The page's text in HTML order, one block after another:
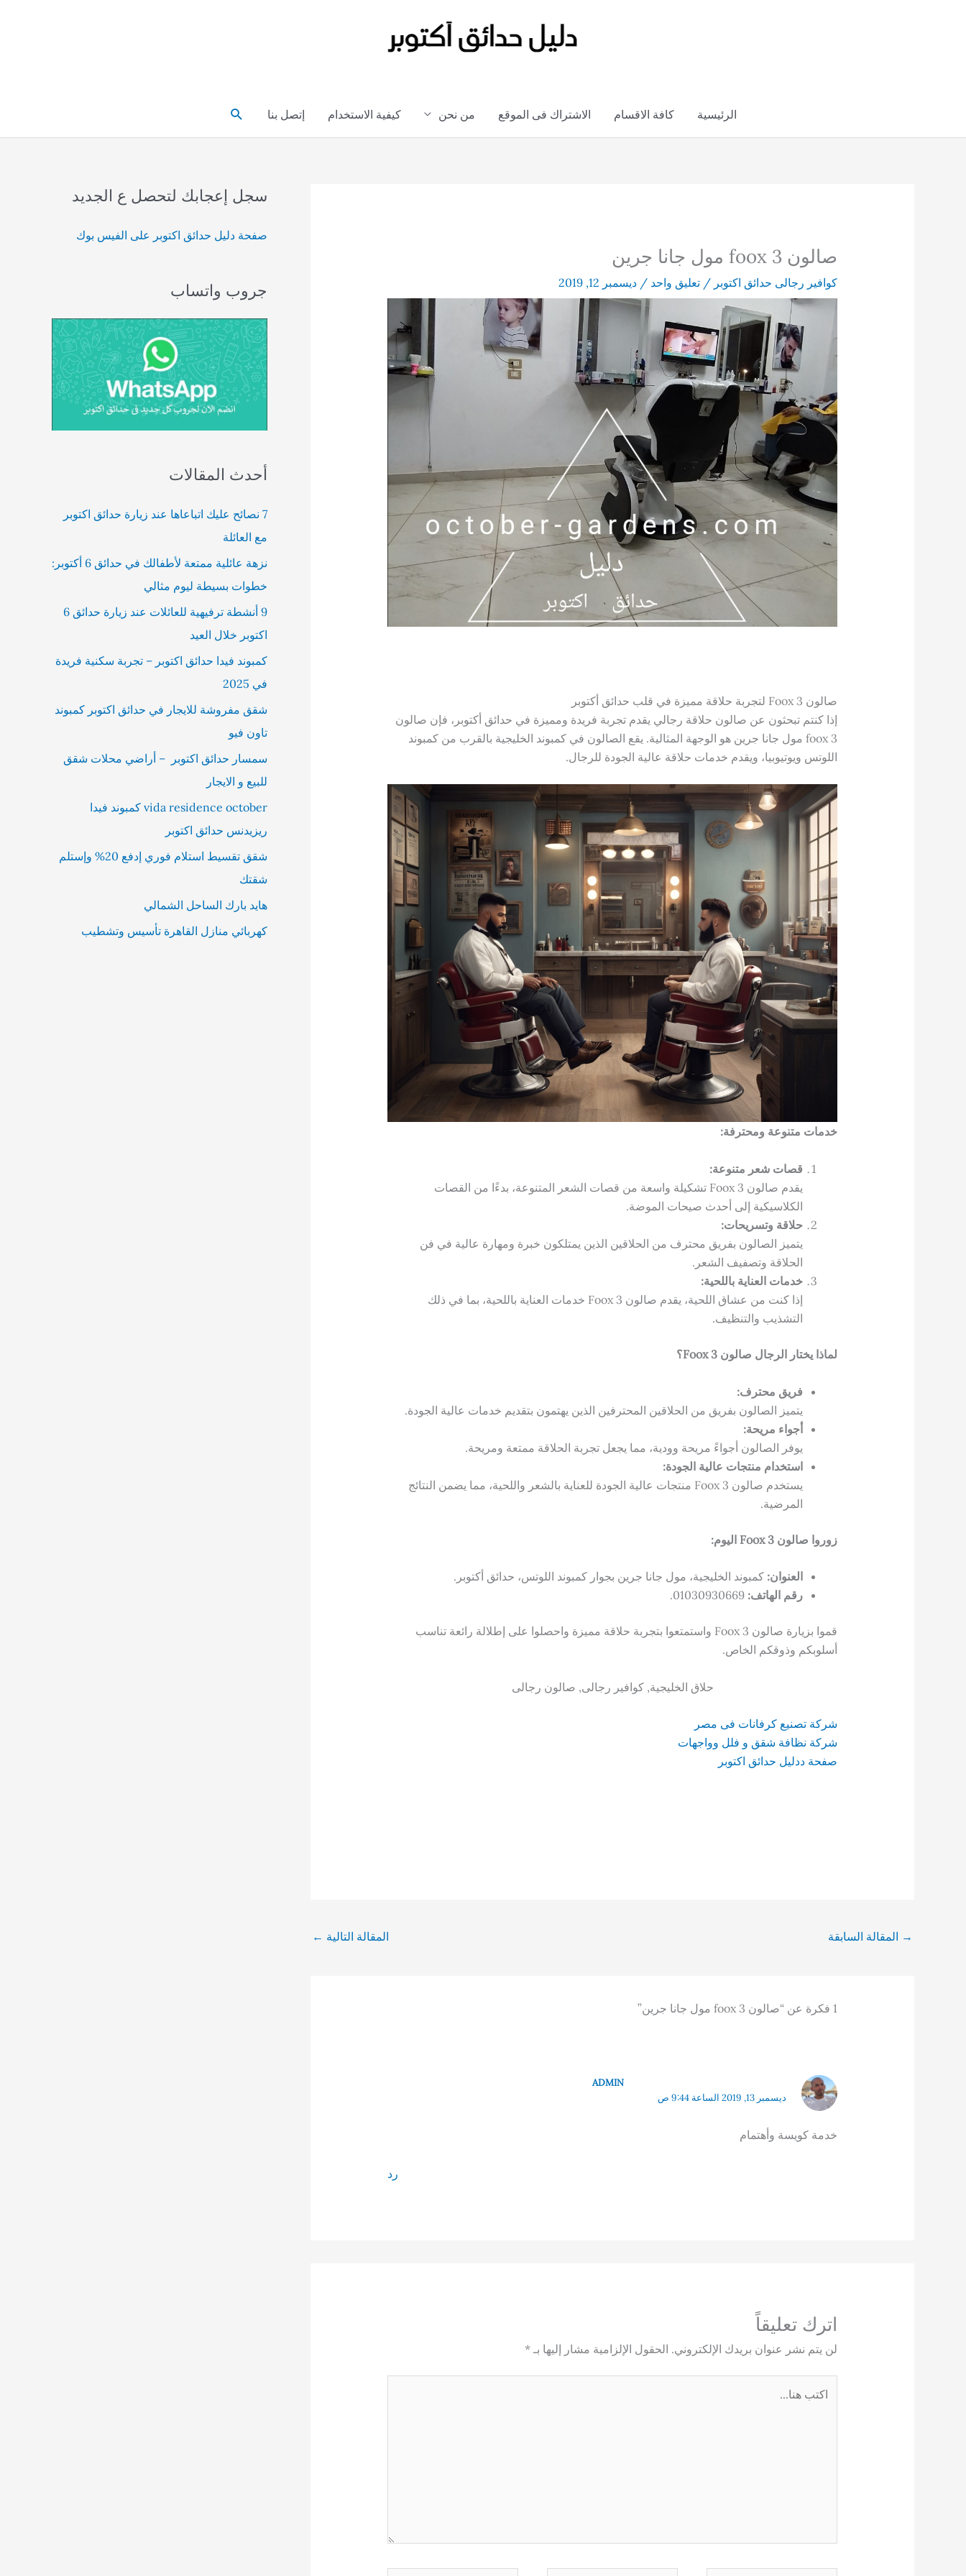
الرئيسية كافة الاقسام الاشتراك فى الموقع من نحن كيفية الاستخدام إتصل بنا البحث
صالون foox 3 مول جانا جرين
كوافير رجالى حدائق اكتوبر / تعليق واحد / ديسمبر 12, 2019
صالون Foox 3 لتجربة حلاقة مميزة في قلب حدائق أكتوبر
إذا كنتم تبحثون عن صالون حلاقة رجالي يقدم تجربة فريدة ومميزة في حدائق أكتوبر، فإن صالون
foox 3 مول جانا جرين هو الوجهة المثالية. يقع الصالون في كمبوند الخليجية بالقرب من كمبوند
اللوتس ويوتيوبيا، ويقدم خدمات حلاقة عالية الجودة للرجال.
خدمات متنوعة ومحترفة:
قصات شعر متنوعة:
يقدم صالون Foox 3 تشكيلة واسعة من قصات الشعر المتنوعة، بدءًا من القصات
الكلاسيكية إلى أحدث صيحات الموضة.
حلاقة وتسريحات:
يتميز الصالون بفريق محترف من الحلاقين الذين يمتلكون خبرة ومهارة عالية في فن
الحلاقة وتصفيف الشعر.
خدمات العناية باللحية:
إذا كنت من عشاق اللحية، يقدم صالون Foox 3 خدمات العناية باللحية، بما في ذلك
التشذيب والتنظيف.
لماذا يختار الرجال صالون Foox 3؟
فريق محترف:
يتميز الصالون بفريق من الحلاقين المحترفين الذين يهتمون بتقديم خدمات عالية الجودة.
أجواء مريحة:
يوفر الصالون أجواءً مريحة وودية، مما يجعل تجربة الحلاقة ممتعة ومريحة.
استخدام منتجات عالية الجودة:
يستخدم صالون Foox 3 منتجات عالية الجودة للعناية بالشعر واللحية، مما يضمن النتائج
المرضية.
زوروا صالون Foox 3 اليوم:
العنوان: كمبوند الخليجية، مول جانا جرين بجوار كمبوند اللوتس، حدائق أكتوبر.
رقم الهاتف:
قموا بزيارة صالون Foox 3 واستمتعوا بتجربة حلاقة مميزة واحصلوا على إطلالة رائعة تناسب
أسلوبكم وذوقكم الخاص.
حلاق الخليجية, كوافير رجالى, صالون رجالى
شركة تصنيع كرفانات فى مصر
شركة نظافة شقق و فلل وواجهات
صفحة ددليل حدائق اكتوبر
→ المقالة السابقة المقالة التالية ←
1 فكرة عن “صالون foox 3 مول جانا جرين”
ADMIN
ديسمبر 13, 2019 الساعة 9:44 ص
خدمة كويسة وأهتمام
رد
اترك تعليقاً
لن يتم نشر عنوان بريدك الإلكتروني. الحقول الإلزامية مشار إليها بـ *
هنا...
سجل إعجابك لتحصل ع الجديد
صفحة دليل حدائق اكتوبر على الفيس بوك
جروب واتساب
أحدث المقالات
7 نصائح عليك اتباعاها عند زيارة حدائق اكتوبر
مع العائلة
نزهة عائلية ممتعة لأطفالك في حدائق 6 أكتوبر:
خطوات بسيطة ليوم مثالي
9 أنشطة ترفيهية للعائلات عند زيارة حدائق 6
اكتوبر خلال العيد
كمبوند فيدا حدائق اكتوبر – تجربة سكنية فريدة
في 2025
شقق مفروشة للايجار في حدائق اكتوبر كمبوند
تاون فيو
سمسار حدائق اكتوبر – أراضي محلات شقق
للبيع و الايجار
vida residence october كمبوند فيدا
ريزيدنس حدائق اكتوبر
شقق تقسيط استلام فوري إدفع 20% وإستلم
شقتك
هايد بارك الساحل الشمالي
كهربائي منازل القاهرة تأسيس وتشطيب